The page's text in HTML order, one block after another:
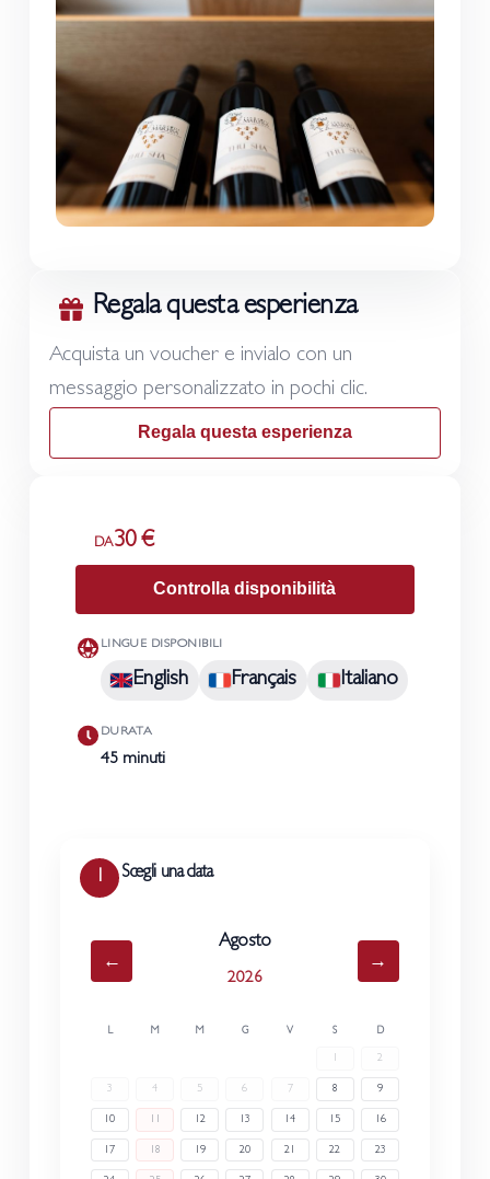
DA30 €
Controlla disponibilità
LINGUE DISPONIBILI
English Français Italiano
DURATA
45 minuti
1 Scegli una data
←
Agosto
2026
→
L M M G V S D
1 2
3 4 5 6 7 8 9
10 12 13 14 15 16
17 18 19 20 21 22 23
Regala questa esperienza
Acquista un voucher e invialo con un
messaggio personalizzato in pochi clic.
Regala questa esperienza